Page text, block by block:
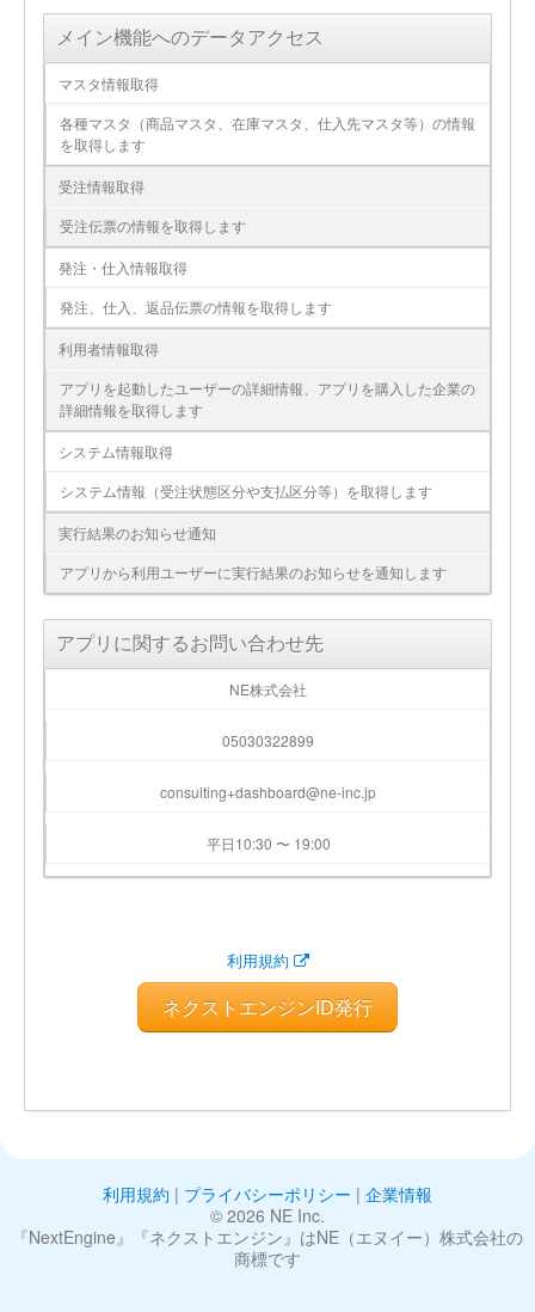
メイン機能へのデータアクセス
マスタ情報取得
各種マスタ（商品マスタ、在庫マスタ、仕入先マスタ等）の情報
を取得します
受注情報取得
受注伝票の情報を取得します
発注・仕入情報取得
発注、仕入、返品伝票の情報を取得します
利用者情報取得
アプリを起動したユーザーの詳細情報、アプリを購入した企業の
詳細情報を取得します
システム情報取得
システム情報（受注状態区分や支払区分等）を取得します
実行結果のお知らせ通知
アプリから利用ユーザーに実行結果のお知らせを通知します
アプリに関するお問い合わせ先
NE株式会社
05030322899
consulting+dashboard@ne-inc.jp
平日10:30 〜 19:00
利用規約
ネクストエンジンID発行
利用規約 | プライバシーポリシー | 企業情報
©︎ 2026 NE Inc.
『NextEngine』『ネクストエンジン』はNE（エヌイー）株式会社の
商標です